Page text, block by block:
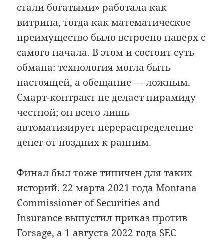
стали богатыми» работала как
витрина, тогда как математическое
преимущество было встроено наверх с
самого начала. В этом и состоит суть
обмана: технология могла быть
настоящей, а обещание — ложным.
Смарт-контракт не делает пирамиду
честной; он всего лишь
автоматизирует перераспределение
денег от поздних к ранним.
Финал был тоже типичен для таких
историй. 22 марта 2021 года Montana
Commissioner of Securities and
Insurance выпустил приказ против
Forsage, а 1 августа 2022 года SEC